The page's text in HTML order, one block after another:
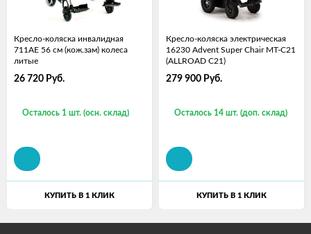
Кресло-коляска инвалидная
711AE 56 см (кож.зам) колеса
литые
26 720 Руб.
Осталось 1 шт. (осн. склад)
КУПИТЬ В 1 КЛИК
Кресло-коляска электрическая
16230 Advent Super Chair MT-C21
(ALLROAD C21)
279 900 Руб.
Осталось 14 шт. (доп. склад)
КУПИТЬ В 1 КЛИК